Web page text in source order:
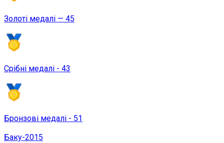
Золоті медалі — 45
Срібні медалі - 43
Бронзові медалі - 51
Баку-2015